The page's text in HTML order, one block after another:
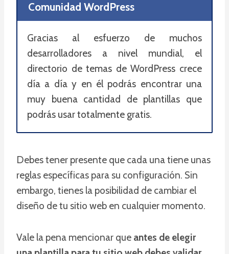
Comunidad WordPress
Gracias al esfuerzo de muchos
desarrolladores a nivel mundial, el
directorio de temas de WordPress crece
día a día y en él podrás encontrar una
muy buena cantidad de plantillas que
podrás usar totalmente gratis.
Debes tener presente que cada una tiene unas
reglas específicas para su configuración. Sin
embargo, tienes la posibilidad de cambiar el
diseño de tu sitio web en cualquier momento.
Vale la pena mencionar que antes de elegir